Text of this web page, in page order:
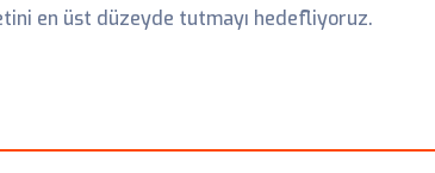
en üst düzeyde tutmayı hedefliyoruz.